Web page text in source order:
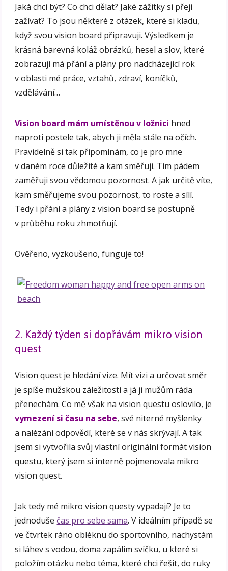
Jaká chci být? Co chci dělat? Jaké zážitky si přeji
zažívat? To jsou některé z otázek, které si kladu,
když svou vision board připravuji. Výsledkem je
krásná barevná koláž obrázků, hesel a slov, které
zobrazují má přání a plány pro nadcházející rok
v oblasti mé práce, vztahů, zdraví, koníčků,
vzdělávání…
Vision board mám umístěnou v ložnici hned
naproti postele tak, abych ji měla stále na očích.
Pravidelně si tak připomínám, co je pro mne
v daném roce důležité a kam směřuji. Tím pádem
zaměřuji svou vědomou pozornost. A jak určitě víte,
kam směřujeme svou pozornost, to roste a sílí.
Tedy i přání a plány z vision board se postupně
v průběhu roku zhmotňují.
Ověřeno, vyzkoušeno, funguje to!
2. Každý týden si dopřávám mikro vision
quest
Vision quest je hledání vize. Mít vizi a určovat směr
je spíše mužskou záležitostí a já ji mužům ráda
přenechám. Co mě však na vision questu oslovilo, je
vymezení si času na sebe, své niterné myšlenky
a nalézání odpovědí, které se v nás skrývají. A tak
jsem si vytvořila svůj vlastní originální formát vision
questu, který jsem si interně pojmenovala mikro
vision quest.
Jak tedy mé mikro vision questy vypadají? Je to
jednoduše čas pro sebe sama. V ideálním případě se
ve čtvrtek ráno obléknu do sportovního, nachystám
si láhev s vodou, doma zapálím svíčku, u které si
položím otázku nebo téma, které chci řešit, do ruky